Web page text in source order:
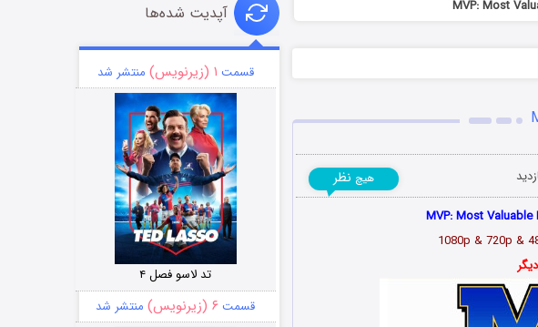
هیچ نظر
آپدیت شده‌ها
قسمت ۱ (زیرنویس) منتشر شد
تد لاسو فصل ۴
قسمت ۶ (زیرنویس) منتشر شد